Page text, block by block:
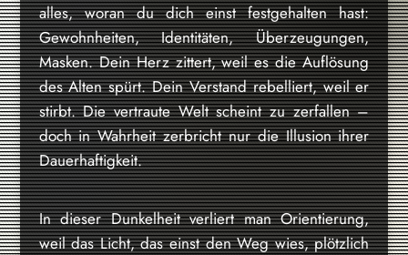
alles, woran du dich einst festgehalten hast:
Gewohnheiten, Identitäten, Überzeugungen,
Masken. Dein Herz zittert, weil es die Auflösung
des Alten spürt. Dein Verstand rebelliert, weil er
stirbt. Die vertraute Welt scheint zu zerfallen –
doch in Wahrheit zerbricht nur die Illusion ihrer
Dauerhaftigkeit.
In dieser Dunkelheit verliert man Orientierung,
weil das Licht, das einst den Weg wies, plötzlich